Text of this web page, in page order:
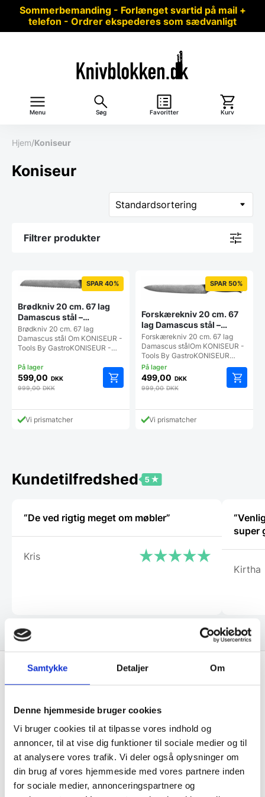
Samtykke Detaljer Om
Denne hjemmeside bruger cookies
Vi bruger cookies til at tilpasse vores indhold og
annoncer, til at vise dig funktioner til sociale medier og til
at analysere vores trafik. Vi deler også oplysninger om
din brug af vores hjemmeside med vores partnere inden
for sociale medier, annonceringspartnere og
Sommerbemanding - Forlænget svartid på mail +
telefon - Ordrer ekspederes som sædvanligt
Menu Søg Favoritter Kurv
Hjem/Koniseur
Koniseur
Filtrer produkter
SPAR 40%
Brødkniv 20 cm. 67 lag
Damascus stål –
KONISEUR – Tools By
Gastro
Brødkniv 20 cm. 67 lag
Damascus stål Om KONISEUR -
Tools By GastroKONISEUR -…
599,00 DKK
999,00DKK
Vi prismatcher
SPAR 50%
Forskærekniv 20 cm. 67
lag Damascus stål –
KONISEUR – Tools By
Gastro
Forskærekniv 20 cm. 67 lag
Damascus stålOm KONISEUR -
Tools By GastroKONISEUR…
499,00 DKK
999,00DKK
Vi prismatcher
Kundetilfredshed
“De ved rigtig meget om møbler”
Kris
Kirtha
Husk at tilmelde dig vores nyhedsbrev og vær først
til de bedste tilbud. Og bare rolig, vi spammer dig
ikke, men sender kun relevante tilbud og
informationer til dig.